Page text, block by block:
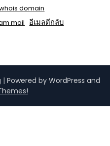
domain
mail อีเมลตีกลับ
| Powered by WordPress and